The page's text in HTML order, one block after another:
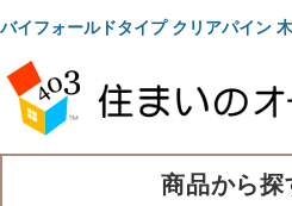
バイフォールドタイプ クリアパイン
商品から探